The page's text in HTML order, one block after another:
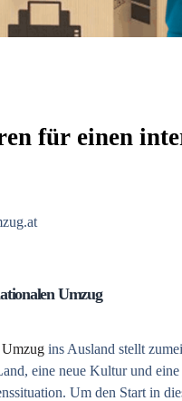
für einen
Umzug
Umzug ins Ausland stellt
eine neue Kultur und
Um den Start in